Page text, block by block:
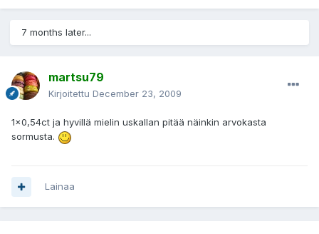
7 months later...
martsu79
Kirjoitettu December 23, 2009
1x0,54ct ja hyvillä mielin uskallan pitää näinkin arvokasta
sormusta.
Lainaa